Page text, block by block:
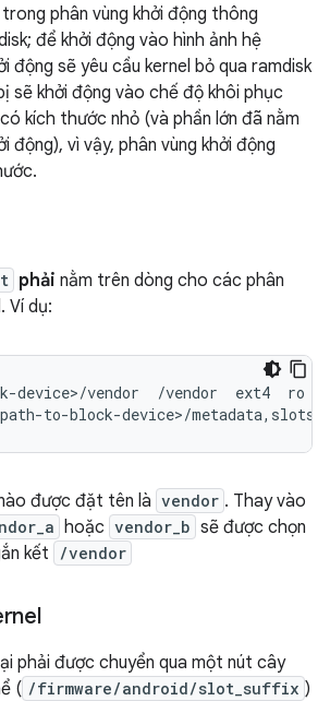
phân vùng khởi động thông
để khởi động vào hình ảnh hệ
động sẽ yêu cầu kernel bỏ qua ramdisk
sẽ khởi động vào chế độ khôi phục
kích thước nhỏ (và phần lớn đã nằm
động), vì vậy, phân vùng khởi động
phải nằm trên dòng cho các phân
Ví dụ:
device>/vendor  /vendor  ext4  ro
được đặt tên là vendor . Thay vào
hoặc vendor_b sẽ được chọn
kết
/vendor
phải được chuyển qua một nút cây
( /firmware/android/slot_suffix )